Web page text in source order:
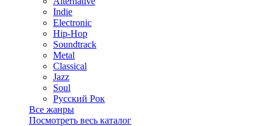
Indie
Electronic
Hip-Hop
Soundtrack
Metal
Classical
Jazz
Soul
Русский Рок
Все жанры
Посмотреть весь каталог